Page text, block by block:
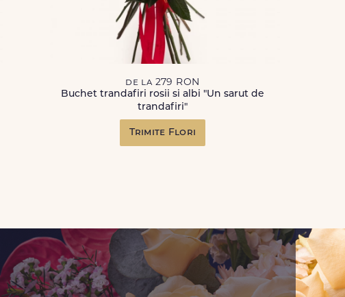
de la 279 RON
Buchet trandafiri rosii si albi "Un sarut de
trandafiri"
Trimite Flori